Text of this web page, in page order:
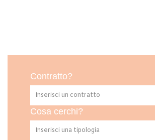
Contratto?
Cosa cerchi?